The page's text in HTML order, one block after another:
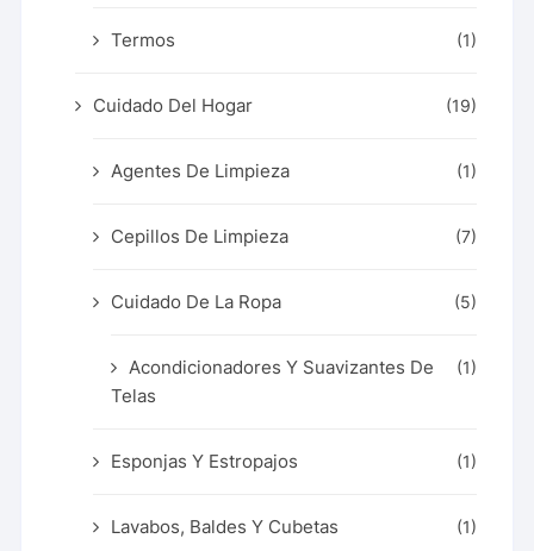
Termos (1)
Cuidado Del Hogar (19)
Agentes De Limpieza (1)
Cepillos De Limpieza (7)
Cuidado De La Ropa (5)
Acondicionadores Y Suavizantes De
Telas
(1)
Esponjas Y Estropajos (1)
Lavabos, Baldes Y Cubetas (1)